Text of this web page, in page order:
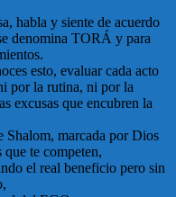
habla y siente de acuerdo
denomina TORÁ y para
esto, evaluar cada acto
por la rutina, ni por la
excusas que encubren la
Shalom, marcada por Dios
te competen,
el real beneficio pero sin